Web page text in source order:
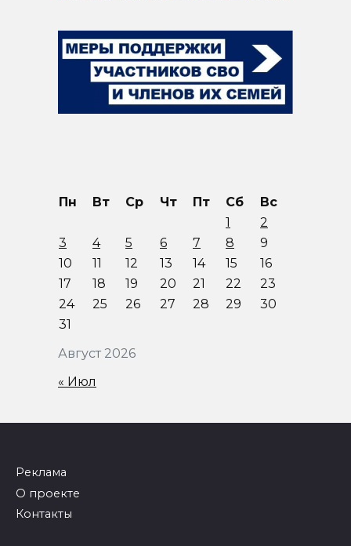
Август 2026
Пн Вт Ср Чт Пт Сб
Вс
1
2
3
4 5 6 7 8
9
10
11 12 13 14 15
16
17
18 19 20 21 22
23
24
25 26 27 28 29
30
31
« Июл
Реклама
О проекте
Контакты